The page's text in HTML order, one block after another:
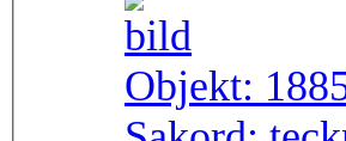
Objekt: